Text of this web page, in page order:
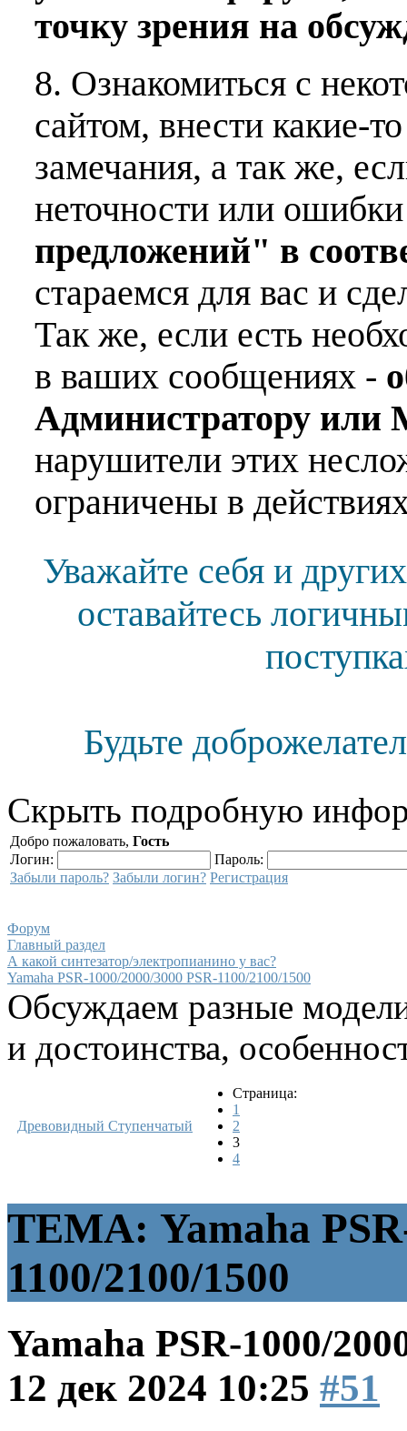
точку зрения на
8. Ознакомиться с
сайтом, внести какие-
замечания, а так же,
неточности или
предложений" в
стараемся для вас и
Так же, если есть
в ваших сообщениях -
Администратору или
нарушители этих
ограничены в
Уважайте себя и
оставайтесь
Будьте
Скрыть подробную
Добро пожаловать, Гость
Логин:
Пароль:
Забыли пароль? Забыли логин? Регистрация
Форум
Главный раздел
А какой синтезатор/электропианино у вас?
Yamaha PSR-1000/2000/3000 PSR-1100/2100/1500
Обсуждаем разные
и достоинства,
Древовидный Ступенчатый
Страница:
1
2
3
4
ТЕМА: Yamaha
1100/2100/1500
Yamaha PSR-1000/
12 дек 2024 10:25 #51